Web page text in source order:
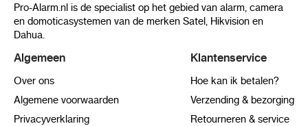
Pro-Alarm.nl is de specialist op het gebied van alarm, camera
en domoticasystemen van de merken Satel, Hikvision en
Dahua.
Algemeen
Over ons
Algemene voorwaarden
Privacyverklaring
Klantenservice
Hoe kan ik betalen?
Verzending & bezorging
Retourneren & service